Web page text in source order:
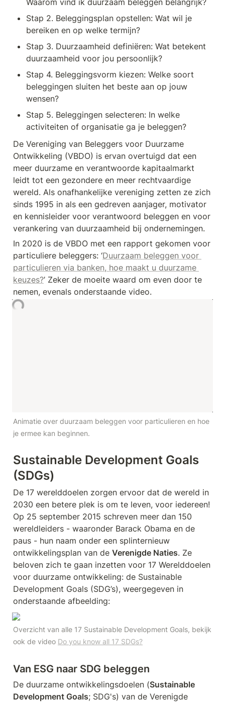
Waarom vind ik duurzaam beleggen belangrijk?
Stap 2. Beleggingsplan opstellen: Wat wil je
bereiken en op welke termijn?
Stap 3. Duurzaamheid definiëren: Wat betekent
duurzaamheid voor jou persoonlijk?
Stap 4. Beleggingsvorm kiezen: Welke soort
beleggingen sluiten het beste aan op jouw
wensen?
Stap 5. Beleggingen selecteren: In welke
activiteiten of organisatie ga je beleggen?
De Vereniging van Beleggers voor Duurzame
Ontwikkeling (VBDO) is ervan overtuigd dat een
meer duurzame en verantwoorde kapitaalmarkt
leidt tot een gezondere en meer rechtvaardige
wereld. Als onafhankelijke vereniging zetten ze zich
sinds 1995 in als een gedreven aanjager, motivator
en kennisleider voor verantwoord beleggen en voor
verankering van duurzaamheid bij ondernemingen.
In 2020 is de VBDO met een rapport gekomen voor
particuliere beleggers: ‘Duurzaam beleggen voor
particulieren via banken, hoe maakt u duurzame
keuzes?’ Zeker de moeite waard om even door te
nemen, evenals onderstaande video.
Animatie over duurzaam beleggen voor particulieren en hoe
je ermee kan beginnen.
Sustainable Development Goals
(SDGs)
De 17 werelddoelen zorgen ervoor dat de wereld in
2030 een betere plek is om te leven, voor iedereen!
Op 25 september 2015 schreven meer dan 150
wereldleiders - waaronder Barack Obama en de
paus - hun naam onder een splinternieuw
ontwikkelingsplan van de Verenigde Naties. Ze
beloven zich te gaan inzetten voor 17 Werelddoelen
voor duurzame ontwikkeling: de Sustainable
Development Goals (SDG’s), weergegeven in
onderstaande afbeelding:
Overzicht van alle 17 Sustainable Development Goals, bekijk
ook de video Do you know all 17 SDGs?
Van ESG naar SDG beleggen
De duurzame ontwikkelingsdoelen (Sustainable
Development Goals; SDG's) van de Verenigde